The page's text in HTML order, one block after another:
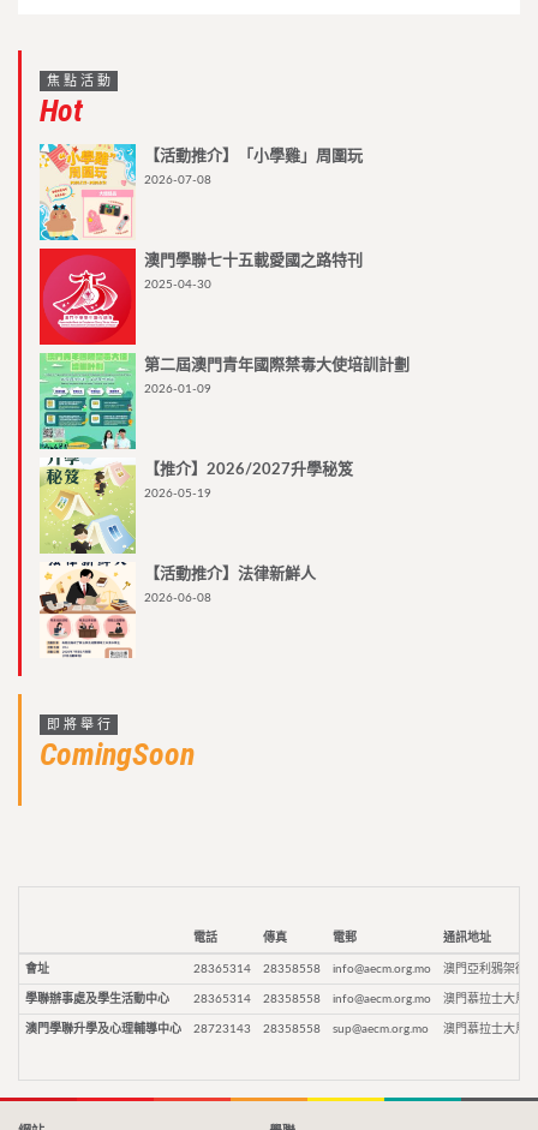
焦點活動
Hot
【活動推介】「小學雞」周圍玩
2026-07-08
澳門學聯七十五載愛國之路特刊
2025-04-30
第二屆澳門青年國際禁毒大使培訓計劃
2026-01-09
【推介】2026/2027升學秘笈
2026-05-19
【活動推介】法律新鮮人
2026-06-08
即將舉行
ComingSoon
電話 傳真 電郵 通訊地址
會址 28365314 28358558 info@aecm.org.mo 澳門亞利鴉架街9
學聯辦事處及學生活動中心 28365314 28358558 info@aecm.org.mo 澳門慕拉士大馬
澳門學聯升學及心理輔導中心 28723143 28358558 sup@aecm.org.mo 澳門慕拉士大馬